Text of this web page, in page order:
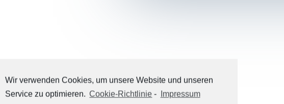
Wir verwenden Cookies, um unsere Website und unseren
Service zu optimieren. Cookie-Richtlinie - Impressum